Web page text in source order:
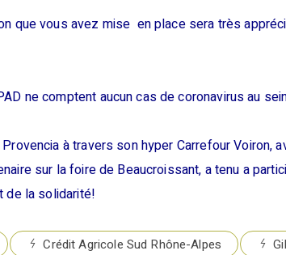
que vous avez mise en place sera très
ne comptent aucun cas de coronavirus au
à travers son hyper Carrefour Voiron,
sur la foire de Beaucroissant, a tenu a
de la solidarité!
Crédit Agricole Sud Rhône-Alpes